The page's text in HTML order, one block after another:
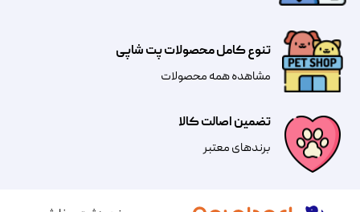
تضمین اصالت کالا
​​برندهای معتبر​​​​​​​
تنوع کامل محصولات پت شاپی
مشاهده همه محصولات